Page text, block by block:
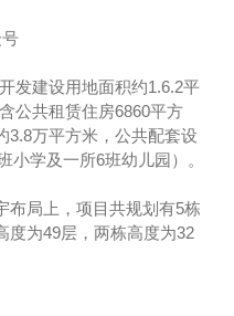
发建设用地面积约1.6.2平
公共租赁住房6860平方
3.8万平方米，公共配套设
小学及一所6班幼儿园）。
布局上，项目共规划有5栋
度为49层，两栋高度为32